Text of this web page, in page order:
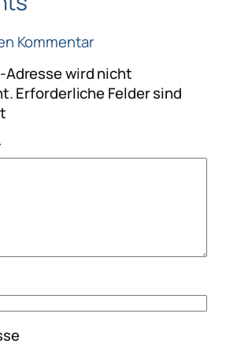
Kommentar
Adresse wird nicht
Erforderliche Felder sind